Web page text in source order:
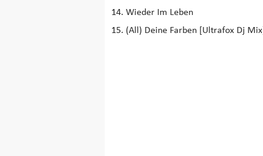
Wieder Im Leben
(All) Deine Farben [Ultrafox Dj Mix]